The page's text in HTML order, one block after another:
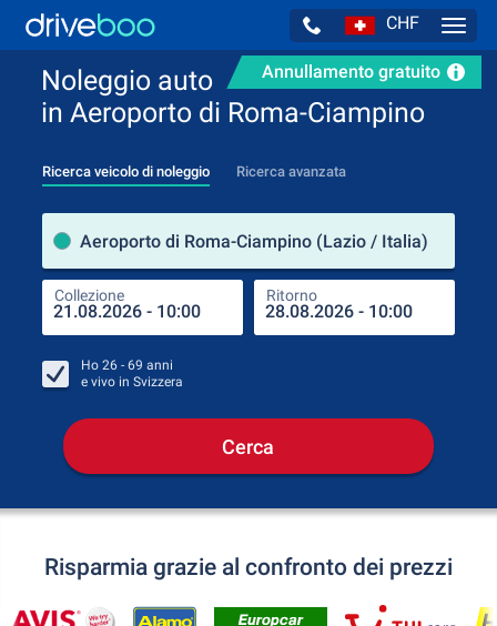
CHF
Annullamento gratuito
Noleggio auto
in Aeroporto di Roma-Ciampino
Ricerca veicolo di noleggio Ricerca avanzata
Aeroporto di Roma-Ciampino (Lazio / Italia)
Collezione Ritorno
Ho 26 - 69 anni
e vivo in Svizzera
Cerca
Risparmia grazie al confronto dei prezzi